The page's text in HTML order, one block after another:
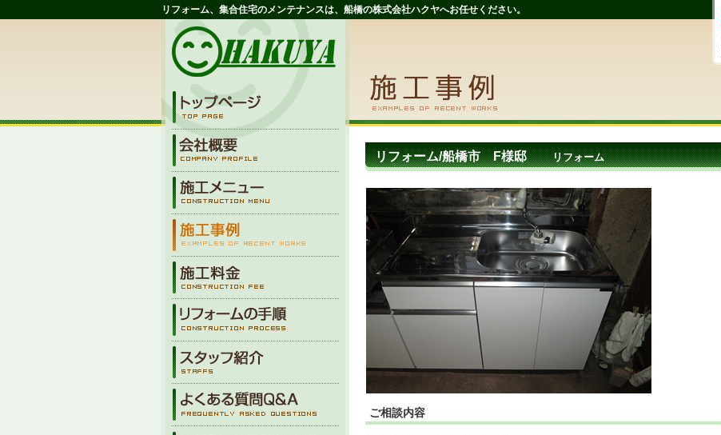
リフォーム、集合住宅のメンテナンスは、船橋の株式会社ハクヤへお任せください。
リフォーム/船橋市 F様邸リフォーム
ご相談内容